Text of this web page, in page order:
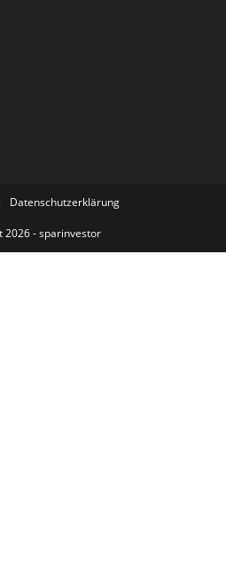
Datenschutzerklärung
2026 - sparinvestor